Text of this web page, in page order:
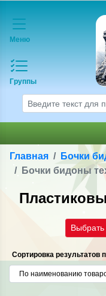
Меню
Группы
Главная
Бочки
Бочки бидоны
Сортировка результатов